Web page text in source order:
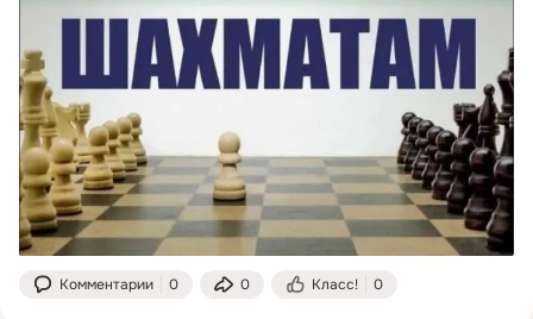
Комментарии 0 0 Класс! 0